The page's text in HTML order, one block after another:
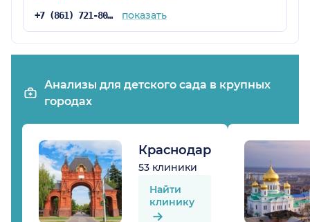
+7 (861) 721-80-60 показать
Анализы для детского сада в крупных
городах
Краснодар
53 клиники
Найти
клинику